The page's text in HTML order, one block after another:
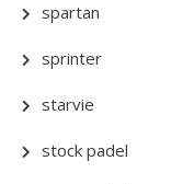
spartan
sprinter
starvie
stock padel